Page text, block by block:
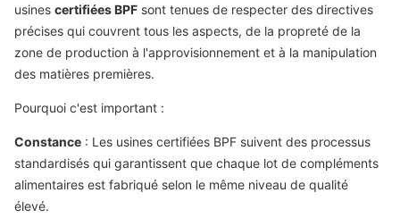
usines certifiées BPF sont tenues de respecter des directives
précises qui couvrent tous les aspects, de la propreté de la
zone de production à l'approvisionnement et à la manipulation
des matières premières.
Pourquoi c'est important :
Constance : Les usines certifiées BPF suivent des processus
standardisés qui garantissent que chaque lot de compléments
alimentaires est fabriqué selon le même niveau de qualité
élevé.